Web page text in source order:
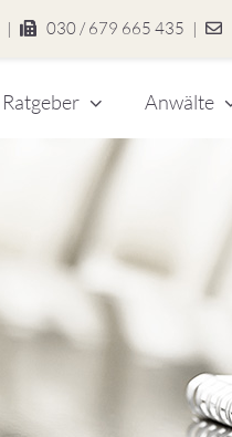
| 030 / 679 665 435 |
Ratgeber Anwälte